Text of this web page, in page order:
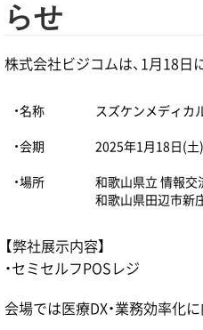
らせ
株式会社ビジコムは、1月18日
・名称 スズケンメディカ
・会期 2025年1月18日(土)
・場所
和歌山県立 情報交
和歌山県田辺市新
【弊社展示内容】
・セミセルフPOSレジ
会場では医療DX・業務効率化